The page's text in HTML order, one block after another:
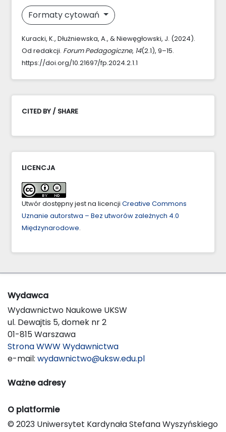
Formaty cytowań
Kuracki, K., Dłużniewska, A., & Niewęgłowski, J. (2024).
Od redakcji. Forum Pedagogiczne, 14(2.1), 9–15.
https://doi.org/10.21697/fp.2024.2.1.1
CITED BY / SHARE
LICENCJA
Utwór dostępny jest na licencji Creative Commons
Uznanie autorstwa – Bez utworów zależnych 4.0
Międzynarodowe.
Wydawca
Wydawnictwo Naukowe UKSW
ul. Dewajtis 5, domek nr 2
01-815 Warszawa
Strona WWW Wydawnictwa
e-mail: wydawnictwo@uksw.edu.pl
Ważne adresy
O platformie
© 2023 Uniwersytet Kardynała Stefana Wyszyńskiego